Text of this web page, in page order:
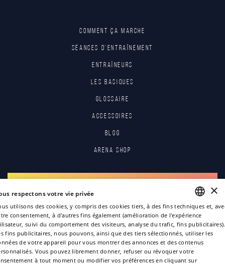
Comment ça marche
Séances d'entraînement
Entraîneurs
Les basiques
Glossaire
Accessoires
Blog
Arena Shop
S'IDENTIFIER ENGLISH
ITALIAN
FRENCH
×
respectons votre vie privée
utilisons des cookies, y compris des cookies tiers, à des fins techniques et,
consentement, à d'autres fins également (amélioration de l'expérience
suivi du comportement des visiteurs, analyse du trafic, fins
fins publicitaires, nous pouvons, ainsi que des tiers sélectionnés, utiliser les
de votre appareil pour vous montrer des annonces et des contenus
Vous pouvez librement donner, refuser ou révoquer votre
à tout moment ou modifier vos préférences en cliquant sur